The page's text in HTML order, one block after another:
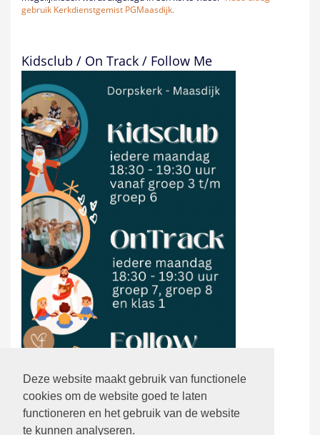
Deze website maakt gebruik van functionele
cookies om de website goed te laten
functioneren en het gebruik van de website
te kunnen analyseren.
gebruik Kerkdienstgemist PGMaasdijk.
Kidsclub / On Track / Follow Me